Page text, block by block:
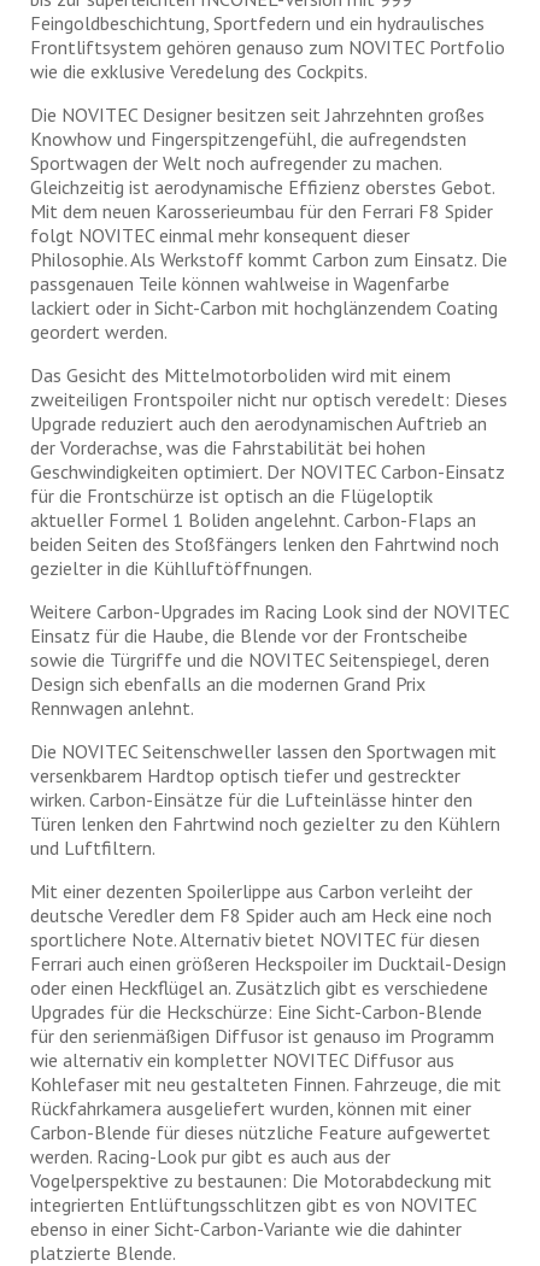
Feingoldbeschichtung, Sportfedern und ein hydraulisches
Frontliftsystem gehören genauso zum NOVITEC Portfolio
wie die exklusive Veredelung des Cockpits.
Die NOVITEC Designer besitzen seit Jahrzehnten großes
Knowhow und Fingerspitzengefühl, die aufregendsten
Sportwagen der Welt noch aufregender zu machen.
Gleichzeitig ist aerodynamische Effizienz oberstes Gebot.
Mit dem neuen Karosserieumbau für den Ferrari F8 Spider
folgt NOVITEC einmal mehr konsequent dieser
Philosophie. Als Werkstoff kommt Carbon zum Einsatz. Die
passgenauen Teile können wahlweise in Wagenfarbe
lackiert oder in Sicht-Carbon mit hochglänzendem Coating
geordert werden.
Das Gesicht des Mittelmotorboliden wird mit einem
zweiteiligen Frontspoiler nicht nur optisch veredelt: Dieses
Upgrade reduziert auch den aerodynamischen Auftrieb an
der Vorderachse, was die Fahrstabilität bei hohen
Geschwindigkeiten optimiert. Der NOVITEC Carbon-Einsatz
für die Frontschürze ist optisch an die Flügeloptik
aktueller Formel 1 Boliden angelehnt. Carbon-Flaps an
beiden Seiten des Stoßfängers lenken den Fahrtwind noch
gezielter in die Kühlluftöffnungen.
Weitere Carbon-Upgrades im Racing Look sind der NOVITEC
Einsatz für die Haube, die Blende vor der Frontscheibe
sowie die Türgriffe und die NOVITEC Seitenspiegel, deren
Design sich ebenfalls an die modernen Grand Prix
Rennwagen anlehnt.
Die NOVITEC Seitenschweller lassen den Sportwagen mit
versenkbarem Hardtop optisch tiefer und gestreckter
wirken. Carbon-Einsätze für die Lufteinlässe hinter den
Türen lenken den Fahrtwind noch gezielter zu den Kühlern
und Luftfiltern.
Mit einer dezenten Spoilerlippe aus Carbon verleiht der
deutsche Veredler dem F8 Spider auch am Heck eine noch
sportlichere Note. Alternativ bietet NOVITEC für diesen
Ferrari auch einen größeren Heckspoiler im Ducktail-Design
oder einen Heckflügel an. Zusätzlich gibt es verschiedene
Upgrades für die Heckschürze: Eine Sicht-Carbon-Blende
für den serienmäßigen Diffusor ist genauso im Programm
wie alternativ ein kompletter NOVITEC Diffusor aus
Kohlefaser mit neu gestalteten Finnen. Fahrzeuge, die mit
Rückfahrkamera ausgeliefert wurden, können mit einer
Carbon-Blende für dieses nützliche Feature aufgewertet
werden. Racing-Look pur gibt es auch aus der
Vogelperspektive zu bestaunen: Die Motorabdeckung mit
integrierten Entlüftungsschlitzen gibt es von NOVITEC
ebenso in einer Sicht-Carbon-Variante wie die dahinter
platzierte Blende.